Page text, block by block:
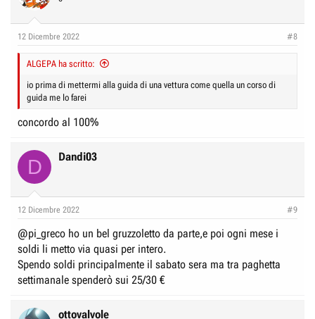
12 Dicembre 2022 #8
ALGEPA ha scritto:
io prima di mettermi alla guida di una vettura come quella un corso di
guida me lo farei
concordo al 100%
D Dandi03
12 Dicembre 2022 #9
@pi_greco ho un bel gruzzoletto da parte,e poi ogni mese i
soldi li metto via quasi per intero.
Spendo soldi principalmente il sabato sera ma tra paghetta
settimanale spenderò sui 25/30 €
ottovalvole